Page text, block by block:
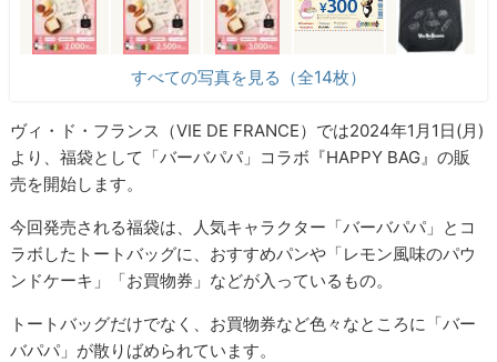
すべての写真を見る（全14枚）
ヴィ・ド・フランス（VIE DE FRANCE）では2024年1月1日(月)
より、福袋として「バーバパパ」コラボ『HAPPY BAG』の販
売を開始します。
今回発売される福袋は、人気キャラクター「バーバパパ」とコ
ラボしたトートバッグに、おすすめパンや「レモン風味のパウ
ンドケーキ」「お買物券」などが入っているもの。
トートバッグだけでなく、お買物券など色々なところに「バー
バパパ」が散りばめられています。